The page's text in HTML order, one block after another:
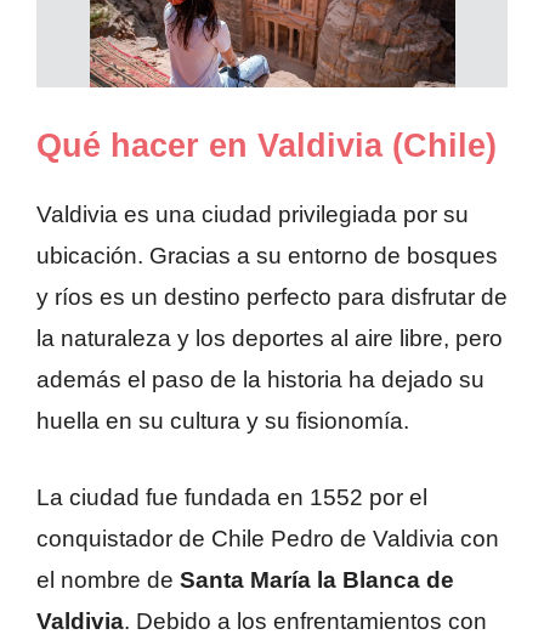
Qué hacer en Valdivia (Chile)
Valdivia es una ciudad privilegiada por su
ubicación. Gracias a su entorno de bosques
y ríos es un destino perfecto para disfrutar de
la naturaleza y los deportes al aire libre, pero
además el paso de la historia ha dejado su
huella en su cultura y su fisionomía.
La ciudad fue fundada en 1552 por el
conquistador de Chile Pedro de Valdivia con
el nombre de Santa María la Blanca de
Valdivia. Debido a los enfrentamientos con